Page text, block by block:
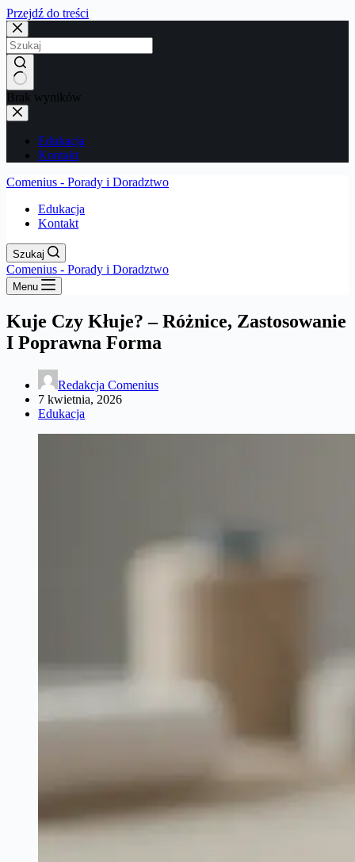
Przejdź do treści
Brak wyników
Edukacja
Kontakt
Comenius - Porady i Doradztwo
Edukacja
Kontakt
Szukaj
Comenius - Porady i Doradztwo
Menu
Kuje Czy Kłuje? – Różnice, Zastosowanie
I Poprawna Forma
Redakcja Comenius
7 kwietnia, 2026
Edukacja